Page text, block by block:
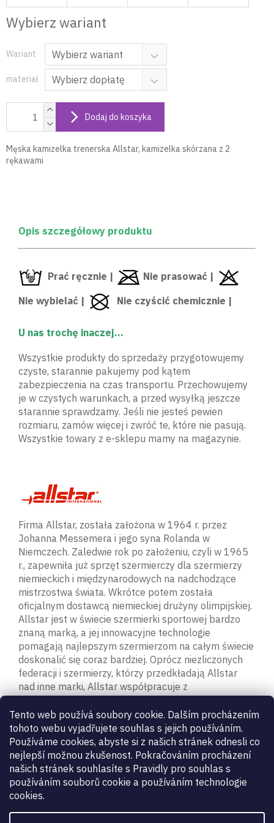
Tento web používá soubory cookie. Dalším procházením
tohoto webu vyjadřujete souhlas s jejich používáním.
Používáme cookies, abyste si z našich stránek odnesli co
nejlepší možnou zkušenost. Pokračováním procházení
našich stránek souhlasíte s Pravidly pro souhlas s
používáním souborů cookie a používáním technologie
cookies.
Wybierz wariant
Wariant
materiał
Dodaj do koszyka
Męska kamizelka trenerska Allstar, kamizelka skórzana z 2
rękawami
Opis szczegółowy produktu
Prać ręcznie | Nie prasować |
Nie wybielać | Nie czyścić chemicznie |
U nas trochę inaczej...
Wszystkie produkty do sprzedaży przygotowujemy
czyste, starannie pakujemy pod kątem
zabezpieczenia na czas transportu. Przechowujemy
je w czystych warunkach, a przed wysyłką jeszcze
starannie sprawdzamy. Jeśli nie jesteś pewien
rozmiaru, zamów więcej i zwróć te, które nie pasują.
Wszystkie towary z e-sklepu mamy na magazynie.
Firma Allstar, została założona w 1964 r. przez
Johanna Messemera i jego syna Rolanda w
Niemczech. Zaledwie rok po założeniu, czyli w 1965
r., zapewniła już sprzęt szermierczy dla szermierzy
niemieckich i międzynarodowych na nadchodzące
mistrzostwa świata. Wkrótce potem została
oficjalnym dostawcą niemieckiej drużyny olimpijskiej.
Allstar jest w świecie szermierki sportowej bardzo
znaną marką, a jej innowacyjne technologie
pomagają najlepszym szermierzom na całym świecie
doskonalić się coraz bardziej. Oprócz niezliczonych
federacji i szermierzy, którzy przedkładają Allstar
nad inne marki, Allstar współpracuje z
ponad 15 lat i jest ich oficjalnym partnerem i
dostawcą.
Parametry dodatkowe
Kategoria
Gwarancja:
2 lata